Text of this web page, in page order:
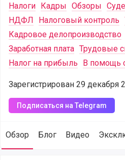
Налоги Кадры Обзоры
НДФЛ
Налоговый контроль
Кадровое делопроизводство
Заработная плата Трудовые
Налог на прибыль
В помощь
Зарегистрирован 29 декабря
Подписаться на Telegram
Обзор Блог Видео